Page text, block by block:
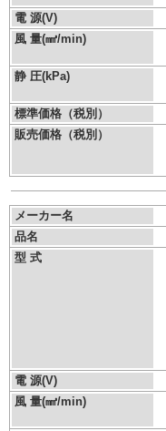
電 源(V)
風 量(㎣/min)
静 圧(kPa)
標準価格（税別）
販売価格（税別）
メーカー名
品名
型 式
電 源(V)
風 量(㎣/min)